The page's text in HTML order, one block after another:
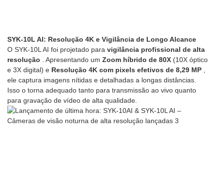
SYK-10L AI: Resolução 4K e Vigilância de Longo Alcance
O SYK-10L AI foi projetado para vigilância profissional de alta
resolução . Apresentando um Zoom híbrido de 80X (10X óptico
e 3X digital) e Resolução 4K com pixels efetivos de 8,29 MP ,
ele captura imagens nítidas e detalhadas a longas distâncias.
Isso o torna adequado tanto para transmissão ao vivo quanto
para gravação de vídeo de alta qualidade.